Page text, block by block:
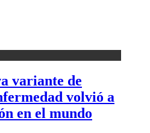
variante de
volvió a
en el mundo